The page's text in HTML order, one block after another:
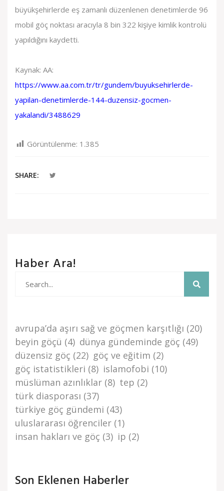
büyükşehirlerde eş zamanlı düzenlenen denetimlerde 96
mobil göç noktası aracıyla 8 bin 322 kişiye kimlik kontrolü
yapıldığını kaydetti.
Kaynak: AA:
https://www.aa.com.tr/tr/gundem/buyuksehirlerde-
yapilan-denetimlerde-144-duzensiz-gocmen-
yakalandi/3488629
Görüntülenme: 1.385
SHARE:
Haber Ara!
avrupa’da aşiri sağ ve göçmen karşitliği (20)
beyi̇n göçü (4) dünya gündemi̇nde göç (49)
düzensi̇z göç (22) göç ve eği̇ti̇m (2)
göç i̇stati̇sti̇kleri̇ (8) islamofobi (10)
müslüman azınlıklar (8) tep (2)
türk di̇asporasi (37)
türki̇ye göç gündemi̇ (43)
uluslararası öğrenciler (1)
i̇nsan haklari ve göç (3) i̇p (2)
Son Eklenen Haberler